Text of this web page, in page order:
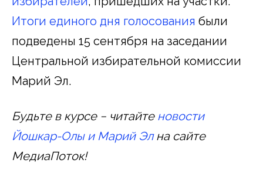
Итоги единого дня голосования были
подведены 15 сентября на заседании
Центральной избирательной комиссии
Марий Эл.
Будьте в курсе − читайте новости
Йошкар-Олы и Марий Элна сайте
МедиаПоток!